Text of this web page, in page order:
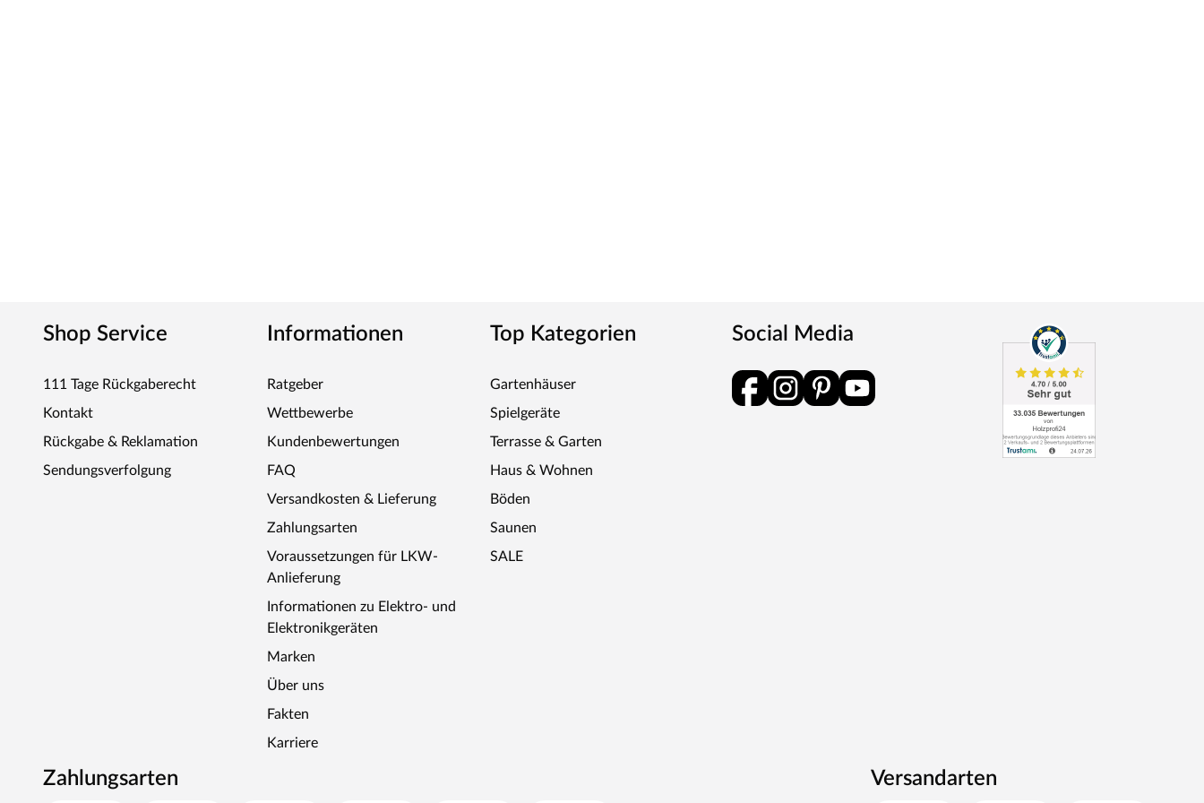
Shop Service
111 Tage Rückgaberecht
Kontakt
Rückgabe & Reklamation
Sendungsverfolgung
Informationen
Ratgeber
Wettbewerbe
Kundenbewertungen
FAQ
Versandkosten & Lieferung
Zahlungsarten
Voraussetzungen für LKW-
Anlieferung
Informationen zu Elektro- und
Elektronikgeräten
Marken
Über uns
Fakten
Karriere
Top Kategorien
Gartenhäuser
Spielgeräte
Terrasse & Garten
Haus & Wohnen
Böden
Saunen
SALE
Social Media
Zahlungsarten Versandarten